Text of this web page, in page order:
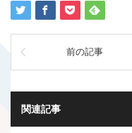
前の記事
関連記事